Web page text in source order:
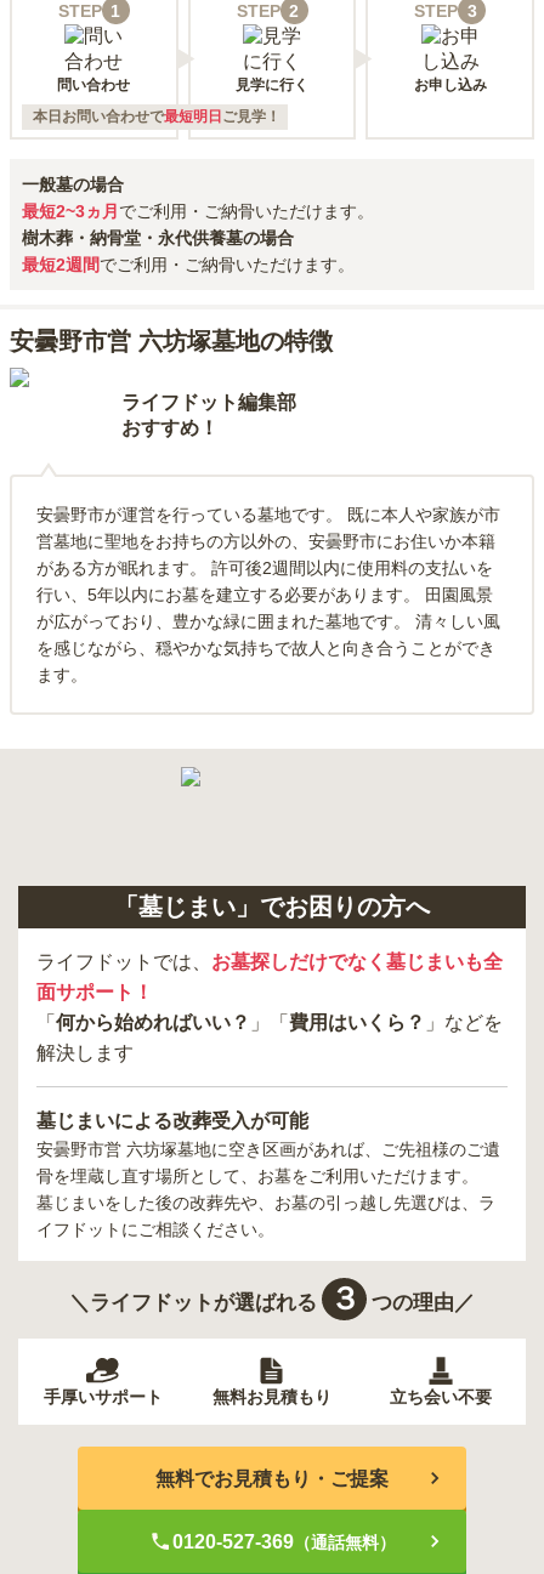
STEP 1
問い合わせ
STEP 2
見学に行く
STEP 3
お申し込み
本日お問い合わせで最短明日 ご見学！
一般墓の場合
最短2~3ヵ月 でご利用・ご納骨いただけます。
樹木葬・納骨堂・永代供養墓の場合
最短2週間でご利用・ご納骨いただけます。
安曇野市営 六坊塚墓地の特徴
ライフドット編集部
おすすめ！
安曇野市が運営を行っている墓地です。 既に本人や家族が市
営墓地に聖地をお持ちの方以外の、安曇野市にお住いか本籍
がある方が眠れます。 許可後2週間以内に使用料の支払いを
行い、5年以内にお墓を建立する必要があります。 田園風景
が広がっており、豊かな緑に囲まれた墓地です。 清々しい風
を感じながら、穏やかな気持ちで故人と向き合うことができ
ます。
「墓じまい」でお困りの方へ
ライフドットでは、 お墓探しだけでなく墓じまいも全
面サポート！
「 何から始めればいい？ 」「 費用はいくら？ 」などを
解決します
墓じまいによる改葬受入が可能
安曇野市営 六坊塚墓地に空き区画があれば、ご先祖様のご遺
骨を埋蔵し直す場所として、お墓をご利用いただけます。
墓じまいをした後の改葬先や、お墓の引っ越し先選びは、ラ
イフドットにご相談ください。
＼ライフドットが選ばれる ３ つの理由／
手厚いサポート 無料お見積もり 立ち会い不要
無料でお見積もり・ご提案
0120-527-369（通話無料）